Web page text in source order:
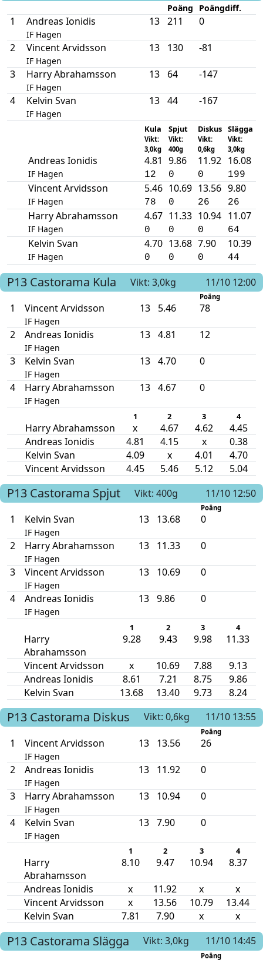
Poäng Poängdiff.
1 Andreas Ionidis
IF Hagen
13 211 0
2 Vincent Arvidsson
IF Hagen
13 130 -81
3 Harry Abrahamsson
IF Hagen
13 64 -147
4 Kelvin Svan
IF Hagen
13 44 -167
Kula
Vikt:
3,0kg
Spjut
Vikt:
400g
Diskus
Vikt:
0,6kg
Slägga
Vikt:
3,0kg
Andreas Ionidis
IF Hagen
4.81
12
9.86
0
11.92
0
16.08
199
Vincent Arvidsson
IF Hagen
5.46
78
10.69
0
13.56
26
9.80
26
Harry Abrahamsson
IF Hagen
4.67
0
11.33
0
10.94
0
11.07
64
Kelvin Svan
IF Hagen
4.70
0
13.68
0
7.90
0
10.39
44
P13 Castorama Kula Vikt: 3,0kg 11/10 12:00
Poäng
1 Vincent Arvidsson
IF Hagen
13 5.46 78
2 Andreas Ionidis
IF Hagen
13 4.81 12
3 Kelvin Svan
IF Hagen
13 4.70 0
4 Harry Abrahamsson
IF Hagen
13 4.67 0
1 2 3 4
Harry Abrahamsson x 4.67 4.62
4.45
Andreas Ionidis
4.81 4.15 x
0.38
Kelvin Svan
4.09 x 4.01
4.70
Vincent Arvidsson
4.45 5.46 5.12 5.04
P13 Castorama Spjut Vikt: 400g 11/10 12:50
Poäng
1 Kelvin Svan
IF Hagen
13 13.68 0
2 Harry Abrahamsson
IF Hagen
13 11.33 0
3 Vincent Arvidsson
IF Hagen
13 10.69 0
4 Andreas Ionidis
IF Hagen
13 9.86 0
1 2 3 4
Harry
Abrahamsson
9.28 9.43 9.98 11.33
Vincent Arvidsson x 10.69 7.88
9.13
Andreas Ionidis
8.61 7.21 8.75
9.86
Kelvin Svan
13.68 13.40 9.73 8.24
P13 Castorama Diskus Vikt: 0,6kg 11/10 13:55
Poäng
1 Vincent Arvidsson
IF Hagen
13 13.56 26
2 Andreas Ionidis
IF Hagen
13 11.92 0
3 Harry Abrahamsson
IF Hagen
13 10.94 0
4 Kelvin Svan
IF Hagen
13 7.90 0
1 2 3 4
Harry
Abrahamsson
8.10 9.47 10.94 8.37
Andreas Ionidis x 11.92 x
x
Vincent Arvidsson
x 13.56 10.79
13.44
Kelvin Svan
7.81 7.90 x x
P13 Castorama Slägga Vikt: 3,0kg 11/10 14:45
Poäng